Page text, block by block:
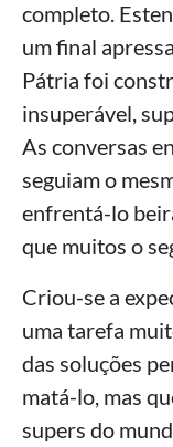
completo.
um final
Pátria foi
insuperável,
As conversas
seguiam o
enfrentá-lo
que muitos o
Criou-se a
uma tarefa
das soluções
matá-lo, mas
supers do